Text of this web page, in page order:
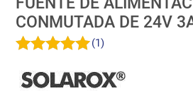
CONMUTADA DE 24V
(1)